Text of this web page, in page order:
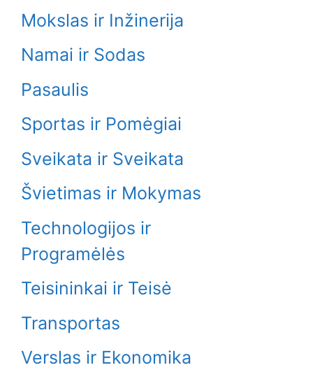
Mokslas ir Inžinerija
Namai ir Sodas
Pasaulis
Sportas ir Pomėgiai
Sveikata ir Sveikata
Švietimas ir Mokymas
Technologijos ir
Programėlės
Teisininkai ir Teisė
Transportas
Verslas ir Ekonomika